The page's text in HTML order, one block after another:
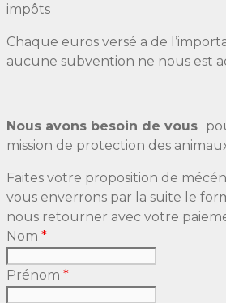
impôts
Chaque euros versé a de
aucune subvention ne nous est
Nous avons besoin de vous
mission de protection des
Faites votre proposition de
vous enverrons par la suite le
nous retourner avec votre
Nom *
Prénom *